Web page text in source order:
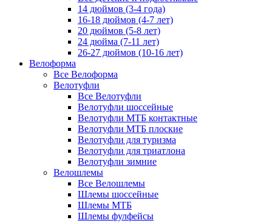
14 дюймов (3-4 года)
16-18 дюймов (4-7 лет)
20 дюймов (5-8 лет)
24 дюйма (7-11 лет)
26-27 дюймов (10-16 лет)
Велоформа
Все Велоформа
Велотуфли
Все Велотуфли
Велотуфли шоссейные
Велотуфли МТБ контактные
Велотуфли МТБ плоские
Велотуфли для туризма
Велотуфли для триатлона
Велотуфли зимние
Велошлемы
Все Велошлемы
Шлемы шоссейные
Шлемы МТБ
Шлемы фулфейсы